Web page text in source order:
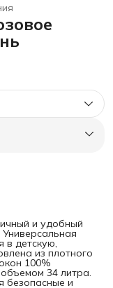
и удобный
в детскую,
из плотного
100%
34 литра.
безопасные и